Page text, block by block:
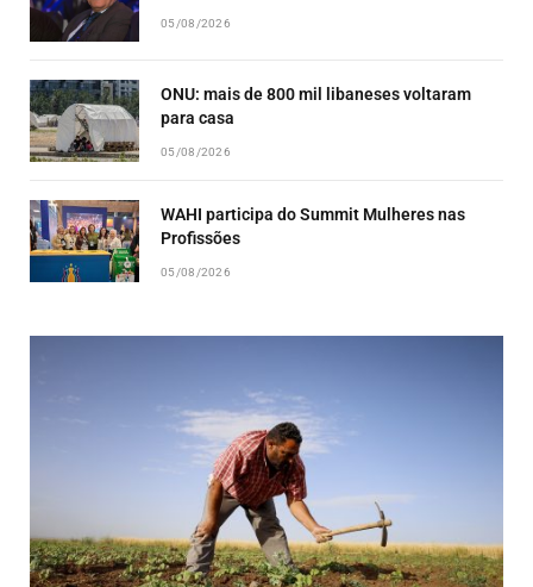
05/08/2026
ONU: mais de 800 mil libaneses voltaram
para casa
05/08/2026
WAHI participa do Summit Mulheres nas
Profissões
05/08/2026